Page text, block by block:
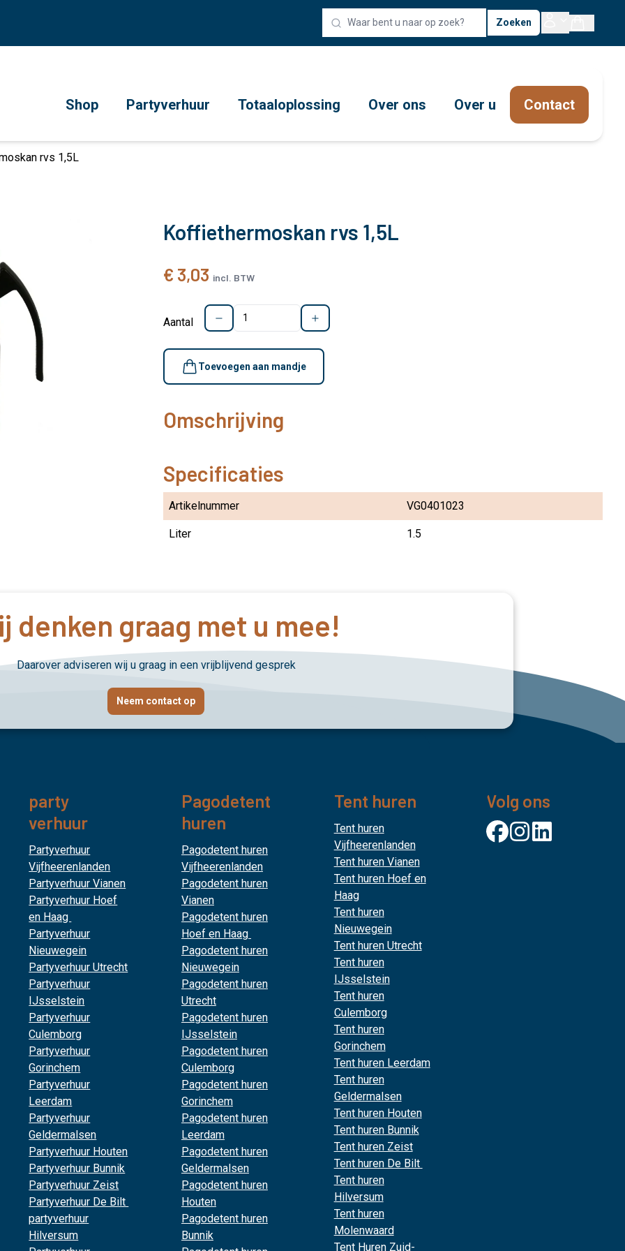
Zoeken
Shop Partyverhuur Totaaloplossing Over ons Over u Contact
rvs 1,5L
Koffiethermoskan rvs 1,5L
€ 3,03 incl. BTW
Aantal
Toevoegen aan mandje
Omschrijving
Specificaties
Artikelnummer VG0401023
Liter 1.5
denken graag met u mee!
Daarover adviseren wij u graag in een vrijblijvend gesprek
Neem contact op
party
verhuur
Partyverhuur
Vijfheerenlanden
Partyverhuur Vianen
Partyverhuur Hoef
en Haag
Partyverhuur
Nieuwegein
Partyverhuur Utrecht
Partyverhuur
IJsselstein
Partyverhuur
Culemborg
Partyverhuur
Gorinchem
Partyverhuur
Leerdam
Partyverhuur
Geldermalsen
Partyverhuur Houten
Partyverhuur Bunnik
Partyverhuur Zeist
Partyverhuur De Bilt
partyverhuur
Hilversum
Pagodetent
huren
Pagodetent huren
Vijfheerenlanden
Pagodetent huren
Vianen
Pagodetent huren
Hoef en Haag
Pagodetent huren
Nieuwegein
Pagodetent huren
Utrecht
Pagodetent huren
IJsselstein
Pagodetent huren
Culemborg
Pagodetent huren
Gorinchem
Pagodetent huren
Leerdam
Pagodetent huren
Geldermalsen
Pagodetent huren
Houten
Pagodetent huren
Bunnik
Tent huren
Tent huren
Vijfheerenlanden
Tent huren Vianen
Tent huren Hoef en
Haag
Tent huren
Nieuwegein
Tent huren Utrecht
Tent huren
IJsselstein
Tent huren
Culemborg
Tent huren
Gorinchem
Tent huren Leerdam
Tent huren
Geldermalsen
Tent huren Houten
Tent huren Bunnik
Tent huren Zeist
Tent huren De Bilt
Tent huren
Hilversum
Tent huren
Molenwaard
Tent Huren Zuid-
Volg ons